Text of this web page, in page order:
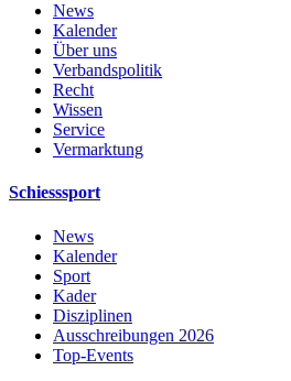
News
Kalender
Über uns
Verbandspolitik
Recht
Wissen
Service
Vermarktung
Schiesssport
News
Kalender
Sport
Kader
Disziplinen
Ausschreibungen 2026
Top-Events